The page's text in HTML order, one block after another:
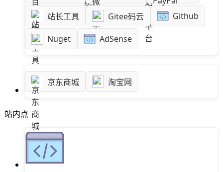
站长工具 Gitee码云 Github
Nuget AdSense
京东商城 淘宝网
站内点